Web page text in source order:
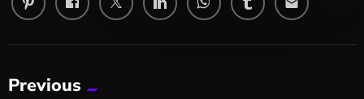
email
Previous